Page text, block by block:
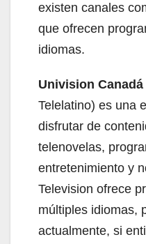
existen canales
que ofrecen
idiomas.
Univision Canadá
Telelatino) es una
disfrutar de
telenovelas,
entretenimiento y
Television ofrece
múltiples idiomas,
actualmente, si